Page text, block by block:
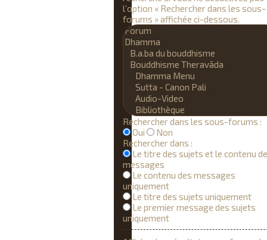
l’option « Rechercher dans les sous-
forums » affichée ci-dessous.
Rechercher dans les sous-forums :
Oui
Non
Rechercher dans :
Le titre des sujets et le contenu
messages
Le contenu des messages
uniquement
Le titre des sujets uniquement
Le premier message des sujets
uniquement